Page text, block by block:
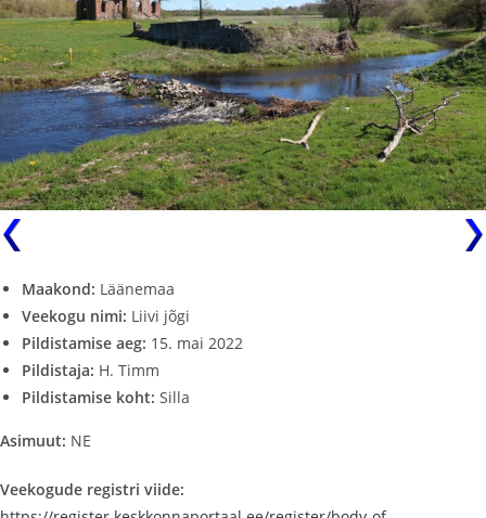
Maakond: Läänemaa
Veekogu nimi: Liivi jõgi
Pildistamise aeg: 15. mai 2022
Pildistaja: H. Timm
Pildistamise koht: Silla
Asimuut: NE
Veekogude registri viide: